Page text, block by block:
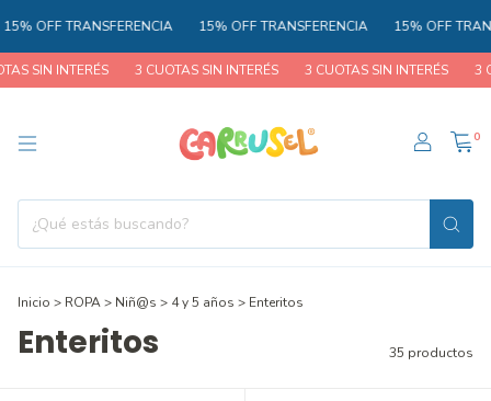
TRANSFERENCIA 15% OFF TRANSFERENCIA 15% OFF
INTERÉS 3 CUOTAS SIN INTERÉS 3 CUOTAS SIN INTERÉS 3
0
Inicio > ROPA> Niñ@s > 4 y 5 años > Enteritos
Enteritos 35 productos